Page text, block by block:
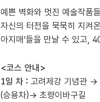
예쁜 벽화와 멋진 예술작품
자신의 터전을 묵묵히 지켜
아지매’들을 만날 수 있고,
<코스 안내>
1일 차 : 고려제강 기념관
(승용차)→ 초량이바구길